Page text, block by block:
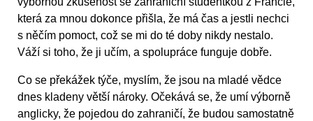
která za mnou dokonce přišla, že má čas a jestli nechci
s něčím pomoct, což se mi do té doby nikdy nestalo.
Váží si toho, že ji učím, a spolupráce funguje dobře.
Co se překážek týče, myslím, že jsou na mladé vědce
dnes kladeny větší nároky. Očekává se, že umí výborně
anglicky, že pojedou do zahraničí, že budou samostatně